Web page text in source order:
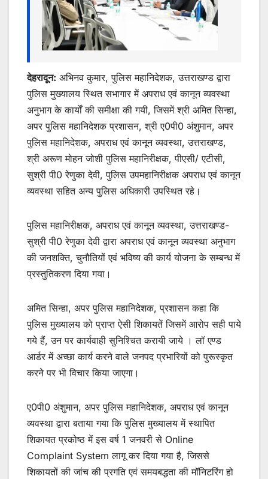
देहरादून: अभिनव कुमार, पुलिस महानिदेशक, उत्तराखण्ड द्वारा
पुलिस मुख्यालय स्थित सभागार में अपराध एवं कानून व्यवस्था
अनुभाग के कार्यों की समीक्षा की गयी, जिसमें श्री अमित सिन्हा,
अपर पुलिस महानिदेशक प्रशासन, श्री ए0पी0 अंशुमान, अपर
पुलिस महानिदेशक, अपराध एवं कानून व्यवस्था, उत्तराखण्ड,
श्री अरूण मोहन जोशी पुलिस महानिरीक्षक, पीएसी/ एटीसी,
सुश्री पी0 रेणुका देवी, पुलिस उपमहानिरीक्षक अपराध एवं कानून
व्यवस्था सहित अन्य पुलिस अधिकारी उपस्थित रहे।
पुलिस महानिरीक्षक, अपराध एवं कानून व्यवस्था, उत्तराखण्ड-
सुश्री पी0 रेणुका देवी द्वारा अपराध एवं कानून व्यवस्था अनुभाग
की जनशक्ति, चुनौतियों एवं भविष्य की कार्य योजना के सम्बन्ध में
प्रस्तुतिकरण दिया गया।
अमित सिन्हा, अपर पुलिस महानिदेशक, प्रशासन कहा कि
पुलिस मुख्यालय को प्राप्त ऐसी शिकायतें जिसमें आरोप सही पाये
गये हैं, उन पर कार्यवाही सुनिश्चित करायी जाये । लॉ एण्ड
आर्डर में अच्छा कार्य करने वाले जनपद प्रभारियों को पुरूस्कृत
करने पर भी विचार किया जाएगा।
ए0पी0 अंशुमान, अपर पुलिस महानिदेशक, अपराध एवं कानून
व्यवस्था द्वारा बताया गया कि पुलिस मुख्यालय में स्थापित
शिकायत प्रकोष्ठ में इस वर्ष 1 जनवरी से Online
Complaint System लागू कर दिया गया है, जिससे
शिकायतों की जांच की प्रगति एवं समयबद्धता की मॉनिटरिंग हो